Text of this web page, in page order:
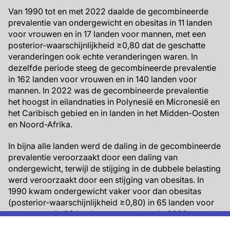
Van 1990 tot en met 2022 daalde de gecombineerde
prevalentie van ondergewicht en obesitas in 11 landen
voor vrouwen en in 17 landen voor mannen, met een
posterior-waarschijnlijkheid ≥0,80 dat de geschatte
veranderingen ook echte veranderingen waren. In
dezelfde periode steeg de gecombineerde prevalentie
in 162 landen voor vrouwen en in 140 landen voor
mannen. In 2022 was de gecombineerde prevalentie
het hoogst in eilandnaties in Polynesië en Micronesië en
het Caribisch gebied en in landen in het Midden-Oosten
en Noord-Afrika.
In bijna alle landen werd de daling in de gecombineerde
prevalentie veroorzaakt door een daling van
ondergewicht, terwijl de stijging in de dubbele belasting
werd veroorzaakt door een stijging van obesitas. In
1990 kwam ondergewicht vaker voor dan obesitas
(posterior-waarschijnlijkheid ≥0,80) in 65 landen voor
vrouwen en in 89 landen voor mannen. In 2022 waren